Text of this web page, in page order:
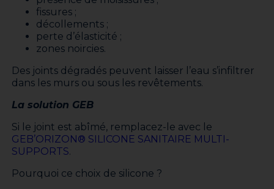
fissures ;
décollements ;
perte d’élasticité ;
zones noircies.
Des joints dégradés peuvent laisser l’eau s’infiltrer
dans les murs ou sous les revêtements.
La solution GEB
Si le joint est abîmé, remplacez-le avec le
GEB’ORIZON® SILICONE SANITAIRE MULTI-
SUPPORTS.
Pourquoi ce choix de silicone ?